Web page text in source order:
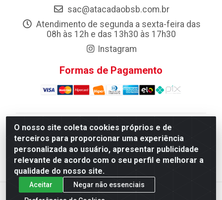
O nosso site coleta cookies próprios e de
terceiros para proporcionar uma experiência
personalizada ao usuário, apresentar publicidade
relevante de acordo com o seu perfil e melhorar a
qualidade do nosso site.
Aceitar
Negar não essenciais
sac@atacadaobsb.com.br
Atendimento de segunda a sexta-feira das
08h às 12h e das 13h30 às 17h30
Instagram
Formas de Pagamento
Atacadao da Limpeza F. Pereira Queiroz Comercio e
Distribuicao LTDA - Quadra Qi 10 Lotes 39 e, 41 - Setor
Industrial (Taguatinga), Brasília/DF - CEP 72.135-100 -
CNPJ 13.184.675/0001-80